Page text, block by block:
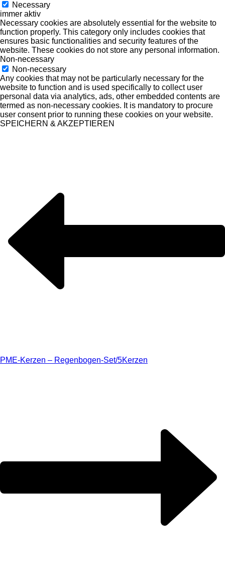
Necessary
immer aktiv
Necessary cookies are absolutely essential for the website to
function properly. This category only includes cookies that
ensures basic functionalities and security features of the
website. These cookies do not store any personal information.
Non-necessary
Non-necessary
Any cookies that may not be particularly necessary for the
website to function and is used specifically to collect user
personal data via analytics, ads, other embedded contents are
termed as non-necessary cookies. It is mandatory to procure
user consent prior to running these cookies on your website.
SPEICHERN & AKZEPTIEREN
PME-Kerzen – Regenbogen-Set/5Kerzen